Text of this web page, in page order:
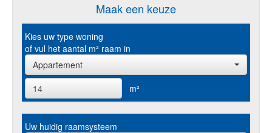
Maak een keuze
Kies uw type woning
of vul het aantal m² raam in
Appartement
m²
Uw huidig raamsysteem